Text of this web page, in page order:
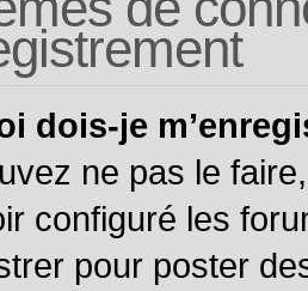
dois-je
ne pas le
configuré les
pour poster